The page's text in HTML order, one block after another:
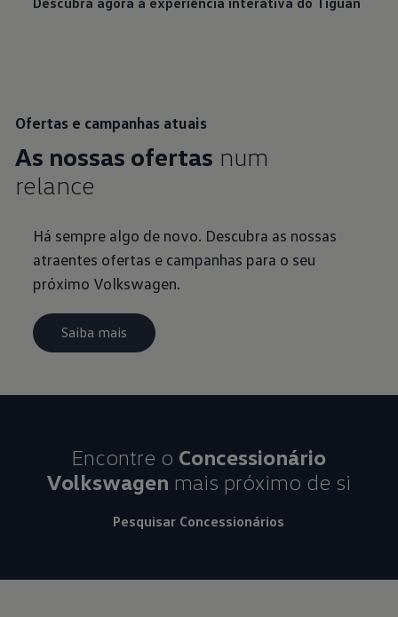
Ofertas e campanhas atuais
As nossas ofertas num
relance
Há sempre algo de novo. Descubra as nossas
atraentes ofertas e campanhas para o seu
próximo Volkswagen.
Saiba mais
Encontre o Concessionário
Volkswagen mais próximo de si
Pesquisar Concessionários